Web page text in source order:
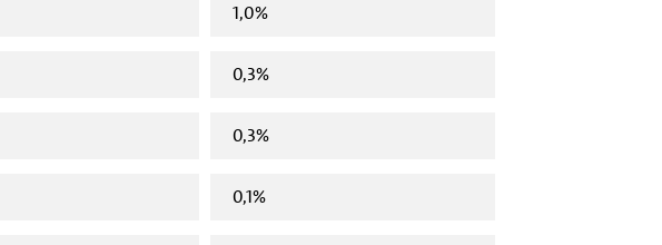
1,0%
0,3%
0,3%
0,1%